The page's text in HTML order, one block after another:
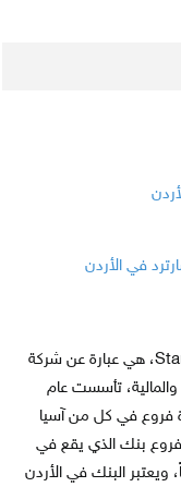
في الأردن
ستاندرد تشارترد في الأردن Standard Chartered، هي عبارة عن شركة
تأسست عام
فروع في كل من آسيا
بنك الذي يقع في
حوالي 60 سوقاً دولياً، ويعتبر البنك في الأردن